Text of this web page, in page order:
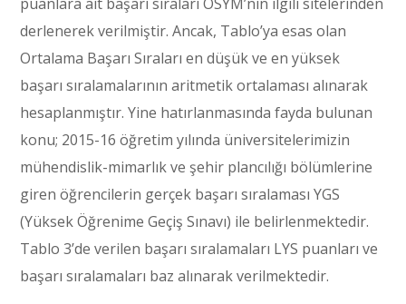
derlenerek verilmiştir. Ancak, Tablo’ya esas olan
Ortalama Başarı Sıraları en düşük ve en yüksek
başarı sıralamalarının aritmetik ortalaması alınarak
hesaplanmıştır. Yine hatırlanmasında fayda bulunan
konu; 2015-16 öğretim yılında üniversitelerimizin
mühendislik-mimarlık ve şehir plancılığı bölümlerine
giren öğrencilerin gerçek başarı sıralaması YGS
(Yüksek Öğrenime Geçiş Sınavı) ile belirlenmektedir.
Tablo 3’de verilen başarı sıralamaları LYS puanları ve
başarı sıralamaları baz alınarak verilmektedir.